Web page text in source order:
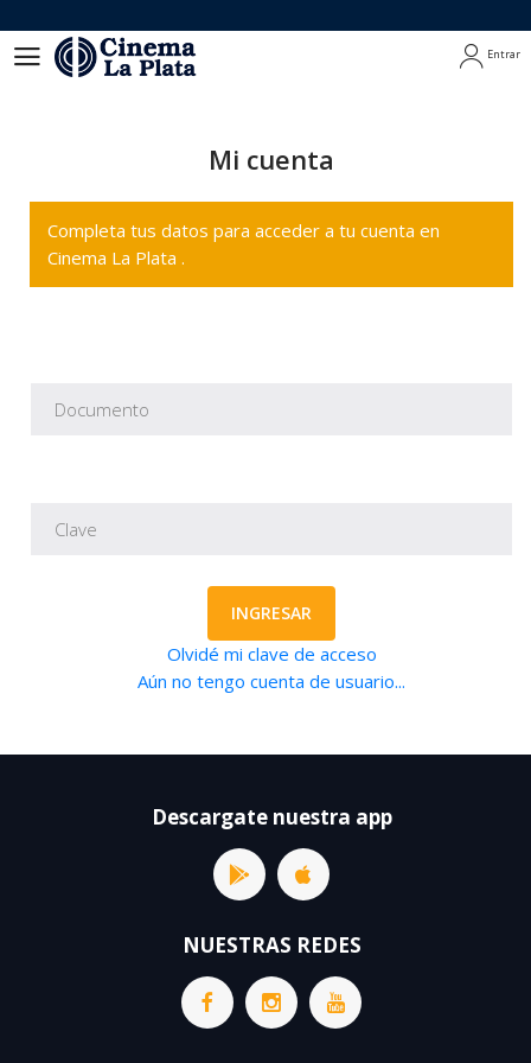
Entrar
Mi cuenta
Completa tus datos para acceder a tu cuenta en
Cinema La Plata .
INGRESAR
Olvidé mi clave de acceso
Aún no tengo cuenta de usuario...
Descargate nuestra app
NUESTRAS REDES